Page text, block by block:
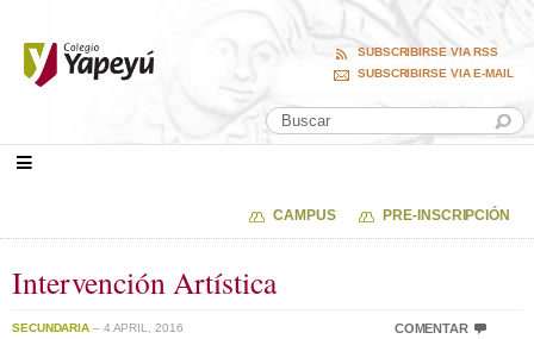
SUBSCRIBIRSE VIA RSS
SUBSCRIBIRSE VIA E-MAIL
CAMPUS PRE-INSCRIPCIÓN
Intervención Artística
SECUNDARIA – 4 APRIL, 2016 COMENTAR